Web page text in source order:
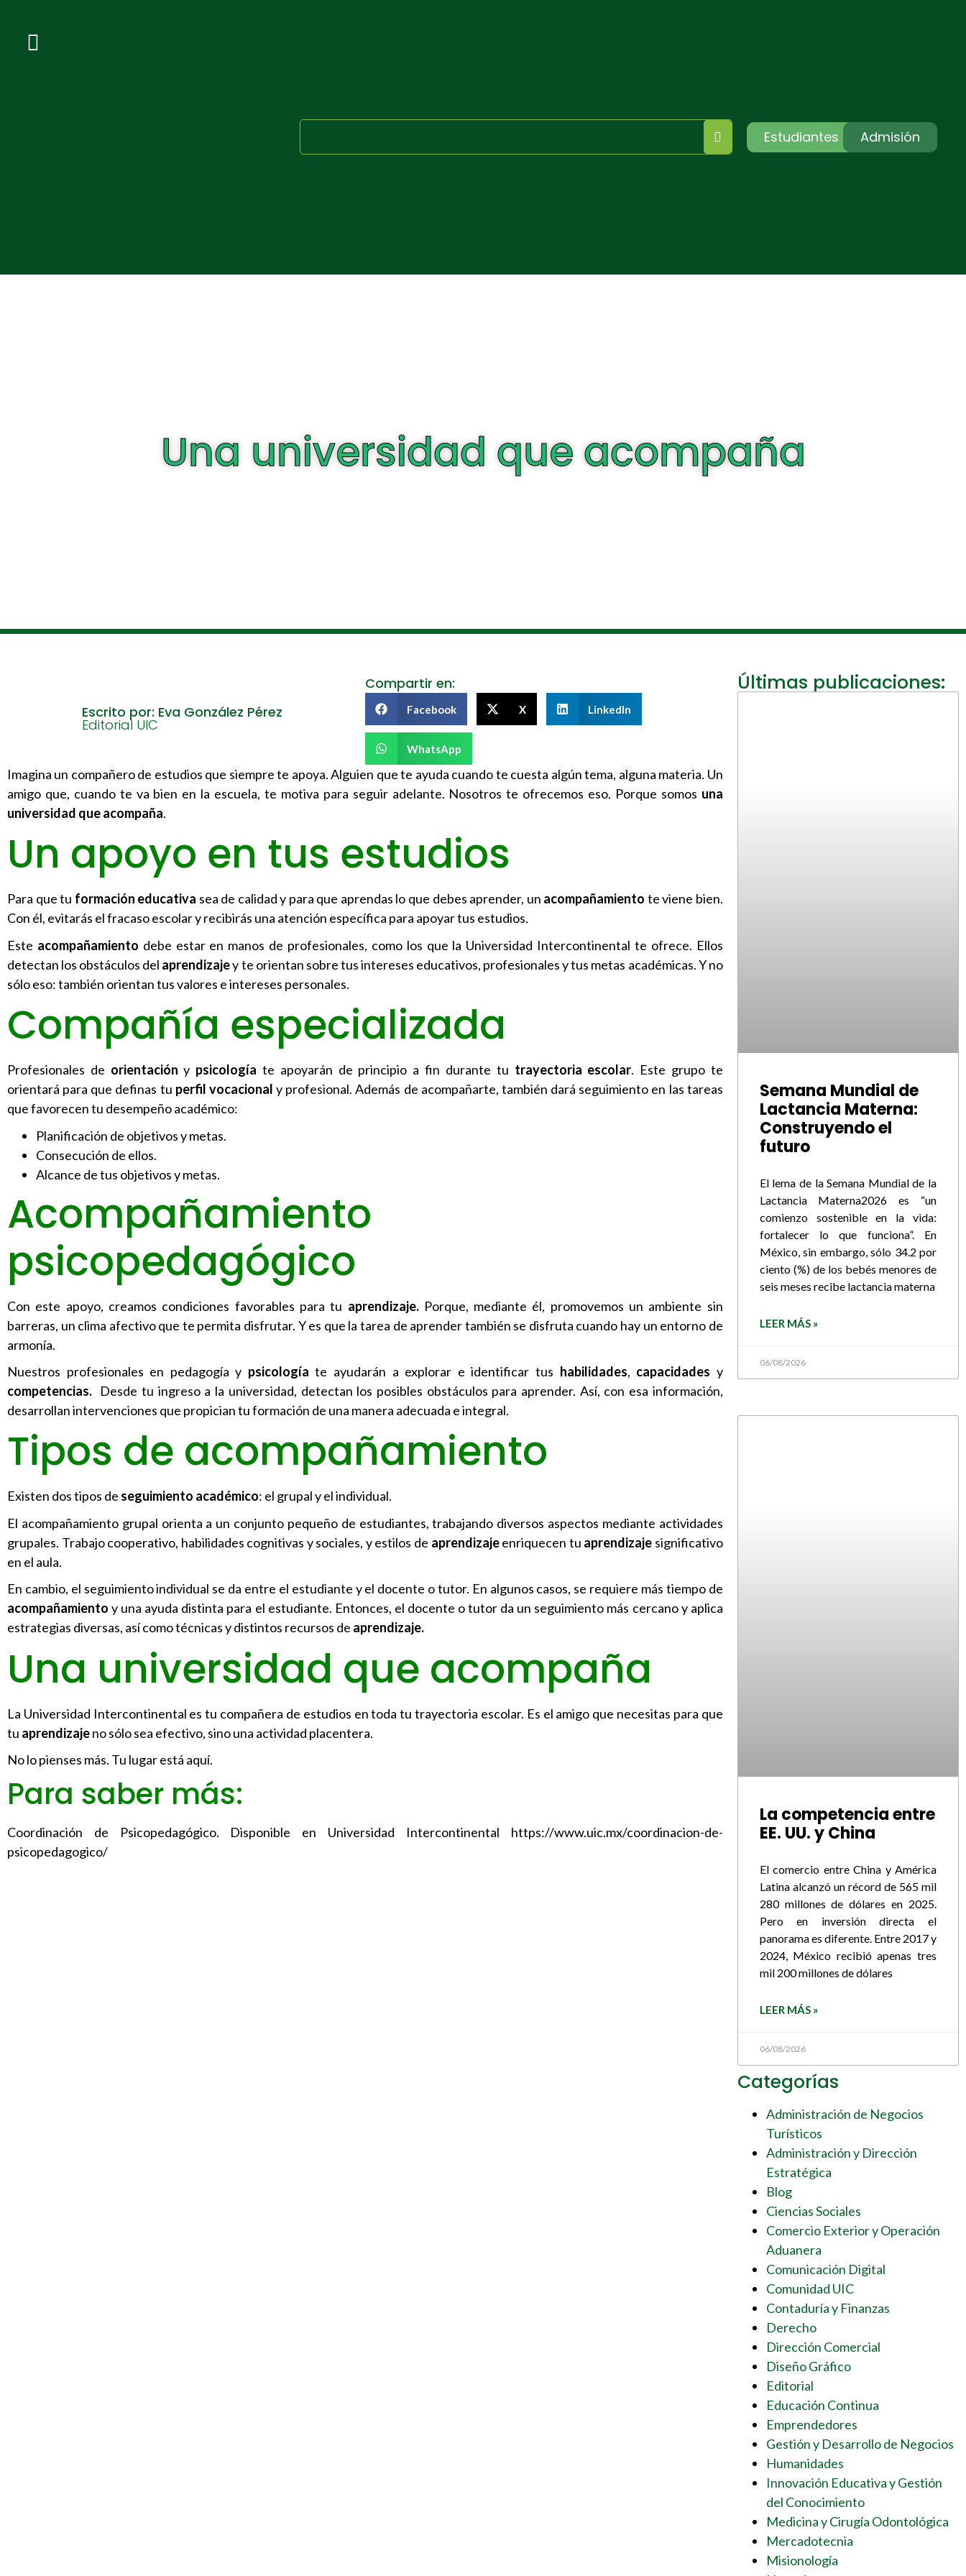
Estudiantes Admisión
Una universidad que acompaña
Escrito por: Eva González Pérez
Editorial UIC
Compartir en:
Facebook X LinkedIn
WhatsApp
Imagina un compañero de estudios que siempre te apoya. Alguien que te ayuda cuando te cuesta algún tema, alguna materia. Un
amigo que, cuando te va bien en la escuela, te motiva para seguir adelante. Nosotros te ofrecemos eso. Porque somos una
universidad que acompaña.
Un apoyo en tus estudios
Para que tu formación educativa sea de calidad y para que aprendas lo que debes aprender, un acompañamiento te viene bien.
Con él, evitarás el fracaso escolar y recibirás una atención específica para apoyar tus estudios.
Este acompañamiento debe estar en manos de profesionales, como los que la Universidad Intercontinental te ofrece. Ellos
detectan los obstáculos del aprendizajey te orientan sobre tus intereses educativos, profesionales y tus metas académicas. Y no
sólo eso: también orientan tus valores e intereses personales.
Compañía especializada
Profesionales de orientación y psicología te apoyarán de principio a fin durante tu trayectoria escolar. Este grupo te
orientará para que definas tu perfil vocacional y profesional. Además de acompañarte, también dará seguimiento en las tareas
que favorecen tu desempeño académico:
Planificación de objetivos y metas.
Consecución de ellos.
Alcance de tus objetivos y metas.
Acompañamiento
psicopedagógico
Con este apoyo, creamos condiciones favorables para tu aprendizaje.Porque, mediante él, promovemos un ambiente sin
barreras, un clima afectivo que te permita disfrutar. Y es que la tarea de aprender también se disfruta cuando hay un entorno de
armonía.
Nuestros profesionales en pedagogía y psicología te ayudarán a explorar e identificar tus habilidades, capacidades y
competencias. Desde tu ingreso a la universidad, detectan los posibles obstáculos para aprender. Así, con esa información,
desarrollan intervenciones que propician tu formación de una manera adecuada e integral.
Tipos de acompañamiento
Existen dos tipos de seguimiento académico: el grupal y el individual.
El acompañamiento grupal orienta a un conjunto pequeño de estudiantes, trabajando diversos aspectos mediante actividades
grupales. Trabajo cooperativo, habilidades cognitivas y sociales, y estilos de aprendizajeenriquecen tu aprendizaje significativo
en el aula.
En cambio, el seguimiento individual se da entre el estudiante y el docente o tutor. En algunos casos, se requiere más tiempo de
acompañamiento y una ayuda distinta para el estudiante. Entonces, el docente o tutor da un seguimiento más cercano y aplica
estrategias diversas, así como técnicas y distintos recursos de aprendizaje.
Una universidad que acompaña
La Universidad Intercontinental es tu compañera de estudios en toda tu trayectoria escolar. Es el amigo que necesitas para que
tu aprendizajeno sólo sea efectivo, sino una actividad placentera.
No lo pienses más. Tu lugar está aquí.
Para saber más:
Coordinación de Psicopedagógico. Disponible en Universidad Intercontinental https://www.uic.mx/coordinacion-de-
psicopedagogico/
Últimas publicaciones:
Semana Mundial de
Lactancia Materna:
Construyendo el
futuro
El lema de la Semana Mundial de la
Lactancia Materna2026 es “un
comienzo sostenible en la vida:
fortalecer lo que funciona”. En
México, sin embargo, sólo 34.2 por
ciento (%) de los bebés menores de
seis meses recibe lactancia materna
LEER MÁS »
06/08/2026
La competencia entre
EE. UU. y China
El comercio entre China y América
Latina alcanzó un récord de 565 mil
280 millones de dólares en 2025.
Pero en inversión directa el
panorama es diferente. Entre 2017 y
2024, México recibió apenas tres
mil 200 millones de dólares
LEER MÁS »
06/08/2026
Categorías
Administración de Negocios
Turísticos
Administración y Dirección
Estratégica
Blog
Ciencias Sociales
Comercio Exterior y Operación
Aduanera
Comunicación Digital
Comunidad UIC
Contaduría y Finanzas
Derecho
Dirección Comercial
Diseño Gráfico
Editorial
Educación Continua
Emprendedores
Gestión y Desarrollo de Negocios
Humanidades
Innovación Educativa y Gestión
del Conocimiento
Medicina y Cirugía Odontológica
Mercadotecnia
Misionología